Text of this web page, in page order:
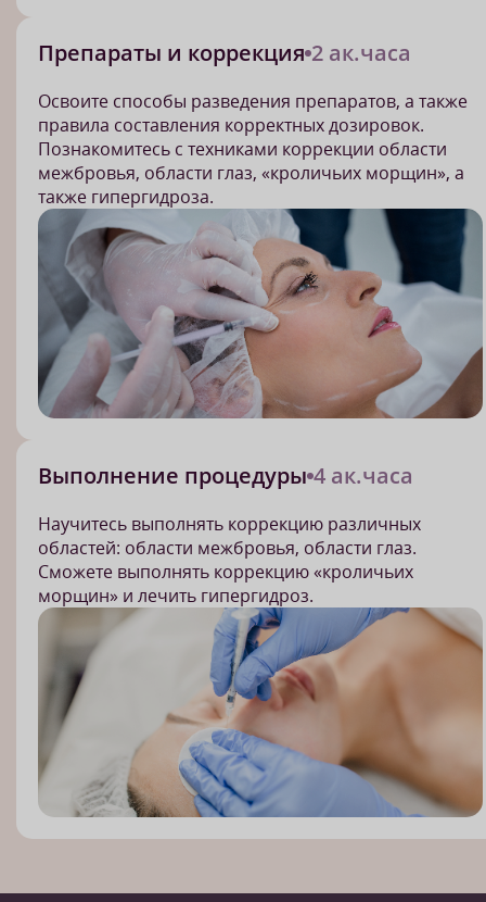
Препараты и коррекция 2 ак.часа
Освоите способы разведения препаратов, а также
правила составления корректных дозировок.
Познакомитесь с техниками коррекции области
межбровья, области глаз, «кроличьих морщин», а
также гипергидроза.
Выполнение процедуры 4 ак.часа
Научитесь выполнять коррекцию различных
областей: области межбровья, области глаз.
Сможете выполнять коррекцию «кроличьих
морщин» и лечить гипергидроз.